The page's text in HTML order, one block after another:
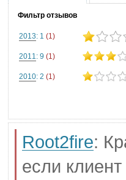
Фильтр отзывов
2013: 1 (1)
2011: 9 (1)
2010: 2 (1)
Root2fire:
если